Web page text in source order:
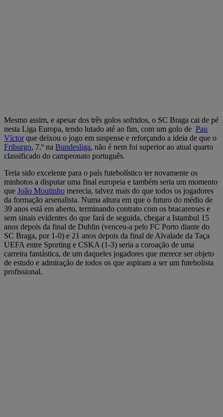
Mesmo assim, e apesar dos três golos sofridos, o SC Braga cai de pé
nesta Liga Europa, tendo lutado até ao fim, com um golo de Pau
Víctorque deixou o jogo em suspense e reforçando a ideia de que o
Friburgo, 7.º na Bundesliga, não é nem foi superior ao atual quarto
classificado do campeonato português.
Teria sido excelente para o país futebolístico ter novamente os
minhotos a disputar uma final europeia e também seria um momento
que João Moutinho merecia, talvez mais do que todos os jogadores
da formação arsenalista. Numa altura em que o futuro do médio de
39 anos está em aberto, terminando contrato com os bracarenses e
sem sinais evidentes do que fará de seguida, chegar a Istambul 15
anos depois da final de Dublin (venceu-a pelo FC Porto diante do
SC Braga, por 1-0) e 21 anos depois da final de Alvalade da Taça
UEFA entre Sporting e CSKA (1-3) seria a coroação de uma
carreira fantástica, de um daqueles jogadores que merece ser objeto
de estudo e admiração de todos os que aspiram a ser um futebolista
profissional.